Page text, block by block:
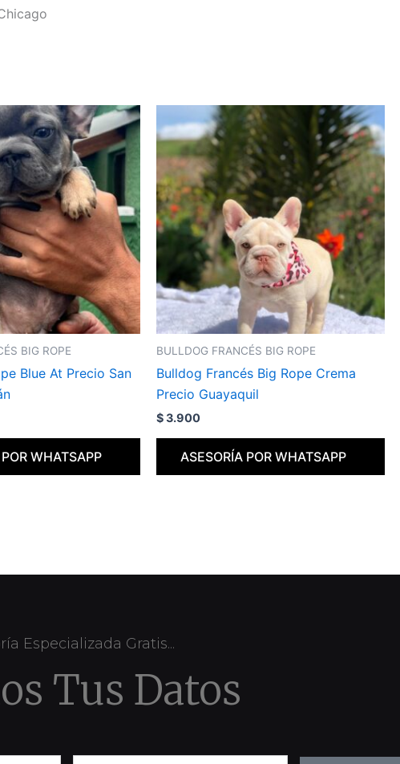
BIG ROPE
Blue At Precio San
WHATSAPP
BULLDOG FRANCÉS BIG ROPE
Bulldog Francés Big Rope Crema
Precio Guayaquil
$3.900
ASESORÍA POR WHATSAPP
Especializada Gratis...
Tus Datos